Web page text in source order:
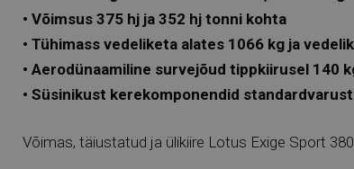
• Võimsus 375 hj ja 352 hj tonni kohta
• Tühimass vedeliketa alates 1066 kg ja
• Aerodünaamiline survejõud tippkiirusel 140
• Süsinikust kerekomponendid
Võimas, täiustatud ja ülikiire Lotus Exige Sport